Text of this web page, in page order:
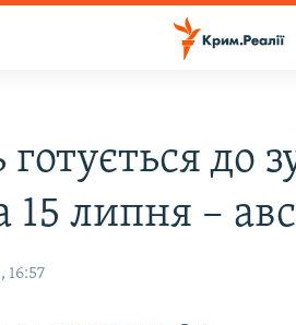
готується до
15 липня –
16:57